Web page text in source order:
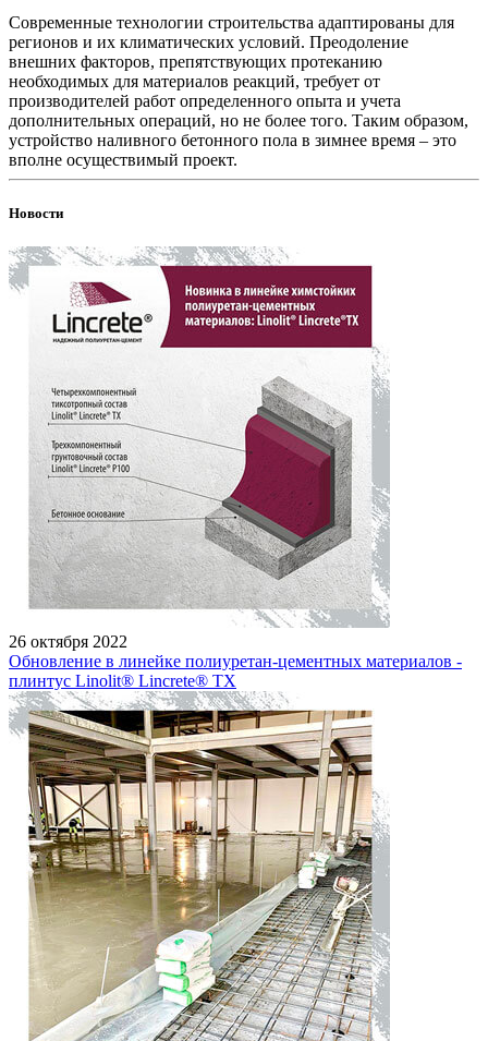
Современные технологии строительства адаптированы для
регионов и их климатических условий. Преодоление
внешних факторов, препятствующих протеканию
необходимых для материалов реакций, требует от
производителей работ определенного опыта и учета
дополнительных операций, но не более того. Таким образом,
устройство наливного бетонного пола в зимнее время – это
вполне осуществимый проект.
Новости
26 октября 2022
Обновление в линейке полиуретан-цементных материалов -
плинтус Linolit® Lincrete® ТХ